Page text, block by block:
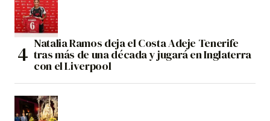
Natalia Ramos deja el Costa Adeje Tenerife
tras más de una década y jugará en Inglaterra
con el Liverpool